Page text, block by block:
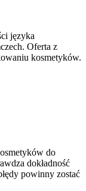
języka
Oferta z
kosmetyków.
do
dokładność
powinny zostać